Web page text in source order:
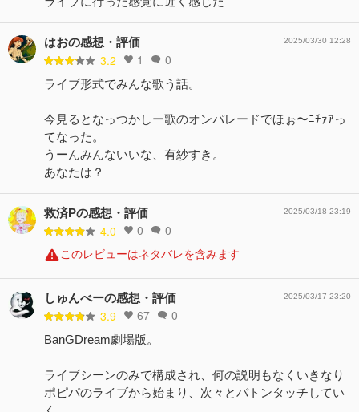
はおの感想・評価
3.2 1 0
2025/03/30 12:28
ライブ形式でみんな歌う話。
今見るとなっつかしー歌のオンパレードでほぉ〜ﾆﾁｧｱっ
てなった。
うーんみんないいな、有紗すき。
あなたは？
救済Pの感想・評価
4.0 0 0
2025/03/18 23:19
このレビューはネタバレを含みます
しゅんべーの感想・評価
3.9 67 0
2025/03/17 23:20
BanGDream劇場版。
ライブシーンのみで構成され、何の説明もなくいきなり
ポピパのライブから始まり、次々とバトンタッチしてい